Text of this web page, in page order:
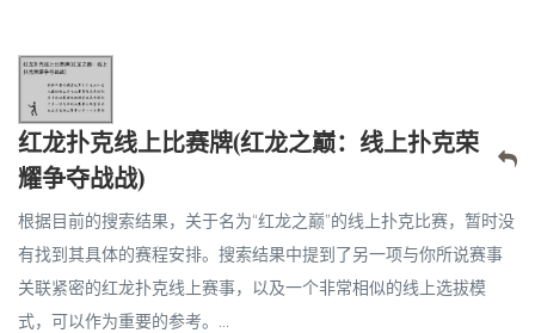
红龙扑克线上比赛牌(红龙之巅：线上扑克荣
耀争夺战战)
根据目前的搜索结果，关于名为“红龙之巅”的线上扑克比赛，暂时没
有找到其具体的赛程安排。搜索结果中提到了另一项与你所说赛事
关联紧密的红龙扑克线上赛事，以及一个非常相似的线上选拔模
式，可以作为重要的参考。...